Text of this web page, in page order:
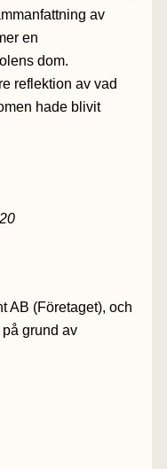
av
en
dom.
reflektion av vad
hade blivit
AB (Företaget), och
grund av